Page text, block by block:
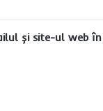
și site-ul web